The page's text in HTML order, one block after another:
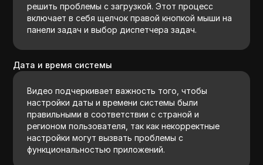
решить проблемы с загрузкой. Этот процесс
включает в себя щелчок правой кнопкой мыши на
панели задач и выбор диспетчера задач.
Дата и время системы
Видео подчеркивает важность того, чтобы
настройки даты и времени системы были
правильными в соответствии с страной и
регионом пользователя, так как некорректные
настройки могут вызвать проблемы с
функциональностью приложений.